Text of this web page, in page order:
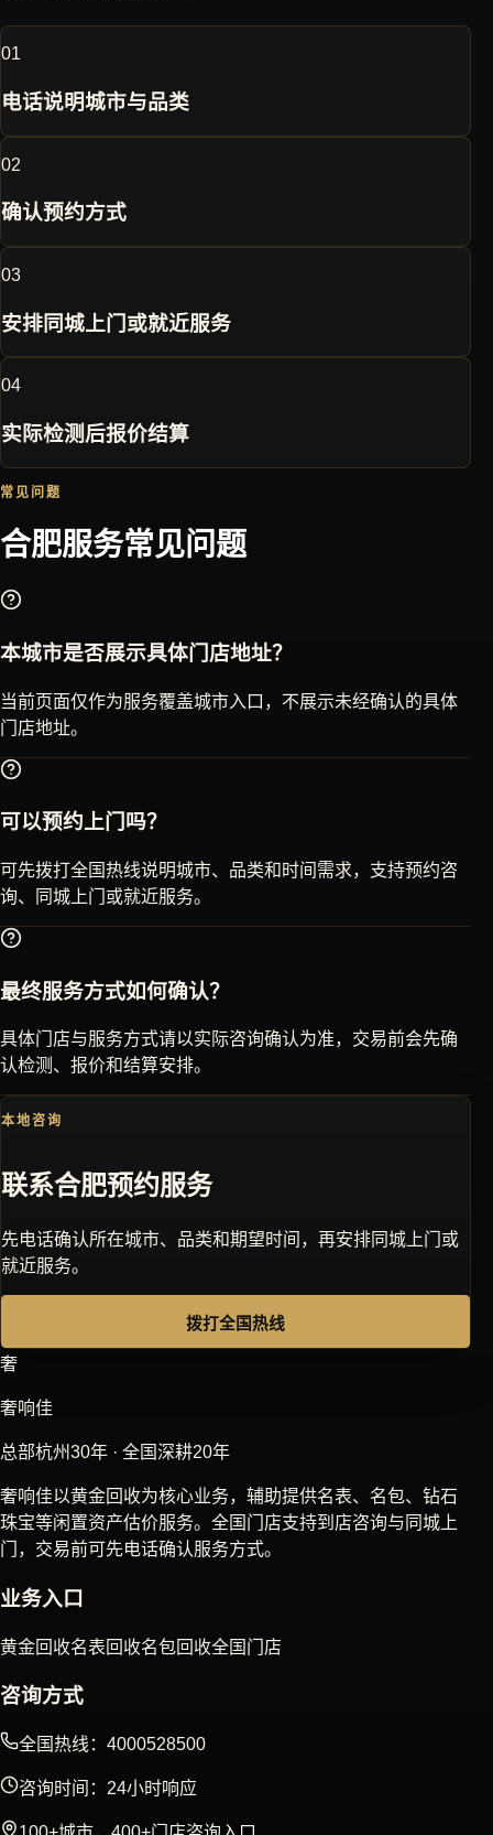
01
电话说明城市与品类
02
确认预约方式
03
安排同城上门或就近服务
04
实际检测后报价结算
常见问题
合肥服务常见问题
本城市是否展示具体门店地址？
当前页面仅作为服务覆盖城市入口，不展示未经确认的具体
门店地址。
可以预约上门吗？
可先拨打全国热线说明城市、品类和时间需求，支持预约咨
询、同城上门或就近服务。
最终服务方式如何确认？
具体门店与服务方式请以实际咨询确认为准，交易前会先确
认检测、报价和结算安排。
本地咨询
联系合肥预约服务
先电话确认所在城市、品类和期望时间，再安排同城上门或
就近服务。
拨打全国热线
奢
奢响佳
总部杭州30年 · 全国深耕20年
奢响佳以黄金回收为核心业务，辅助提供名表、名包、钻石
珠宝等闲置资产估价服务。全国门店支持到店咨询与同城上
门，交易前可先电话确认服务方式。
业务入口
黄金回收名表回收名包回收全国门店
咨询方式
全国热线：4000528500
咨询时间：24小时响应